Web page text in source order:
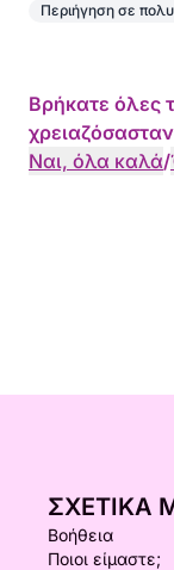
Περιήγηση σε
Βρήκατε όλες
Ναι, όλα καλά/
ΣΧΕΤΙΚΆ
Βοήθεια
Ποιοι είμαστε;